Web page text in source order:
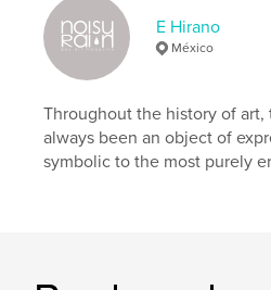
Datum publiceren:
TaalEnglish
Trefwoorden
design , homoerotic ,
Photography
E Hirano
México
Throughout the history of art,
always been an object of
symbolic to the most purely